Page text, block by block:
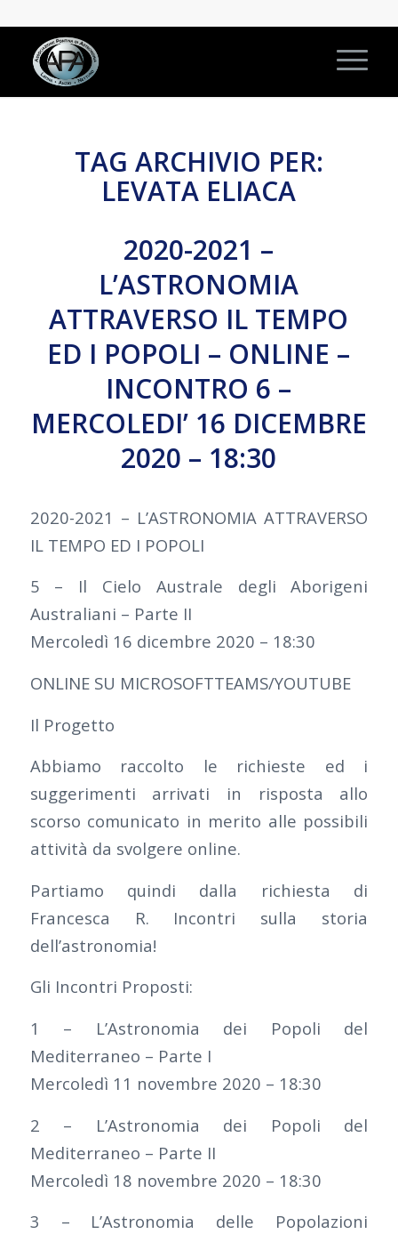
TAG ARCHIVIO PER:
LEVATA ELIACA
2020-2021 –
L’ASTRONOMIA
ATTRAVERSO IL TEMPO
ED I POPOLI – ONLINE –
INCONTRO 6 –
MERCOLEDI’ 16 DICEMBRE
2020 – 18:30
2020-2021 – L’ASTRONOMIA ATTRAVERSO
IL TEMPO ED I POPOLI
5 – Il Cielo Australe degli Aborigeni
Australiani – Parte II
Mercoledì 16 dicembre 2020 – 18:30
ONLINE SU MICROSOFTTEAMS/YOUTUBE
Il Progetto
Abbiamo raccolto le richieste ed i
suggerimenti arrivati in risposta allo
scorso comunicato in merito alle possibili
attività da svolgere online.
Partiamo quindi dalla richiesta di
Francesca R. Incontri sulla storia
dell’astronomia!
Gli Incontri Proposti:
1 – L’Astronomia dei Popoli del
Mediterraneo – Parte I
Mercoledì 11 novembre 2020 – 18:30
2 – L’Astronomia dei Popoli del
Mediterraneo – Parte II
Mercoledì 18 novembre 2020 – 18:30
3 – L’Astronomia delle Popolazioni